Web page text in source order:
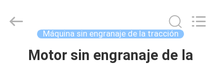
HOGAR
SHANGHAI
Máquina sin engranaje de la tracción
Motor sin engranaje de la